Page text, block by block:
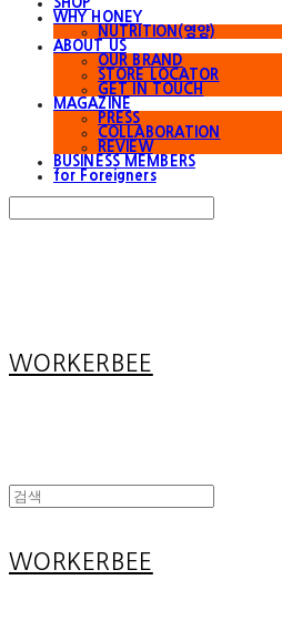
WHY HONEY
NUTRITION(영양)
ABOUT US
OUR BRAND
STORE LOCATOR
GET IN TOUCH
MAGAZINE
PRESS
COLLABORATION
REVIEW
BUSINESS MEMBERS
for Foreigners
WORKERBEE
WORKERBEE